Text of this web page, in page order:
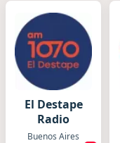
El Destape
Radio
Buenos Aires